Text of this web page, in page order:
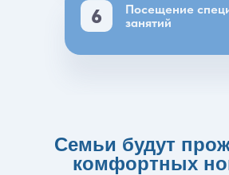
Посещение
занятий
6
Семьи будут
комфортных